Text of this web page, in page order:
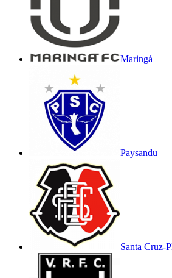
Maringá
Paysandu
Santa Cruz-